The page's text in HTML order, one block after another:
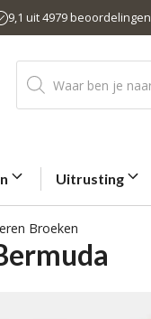
9,1 uit 4979 beoordelingen
Producten
zoeken
Uitrusting
Broeken